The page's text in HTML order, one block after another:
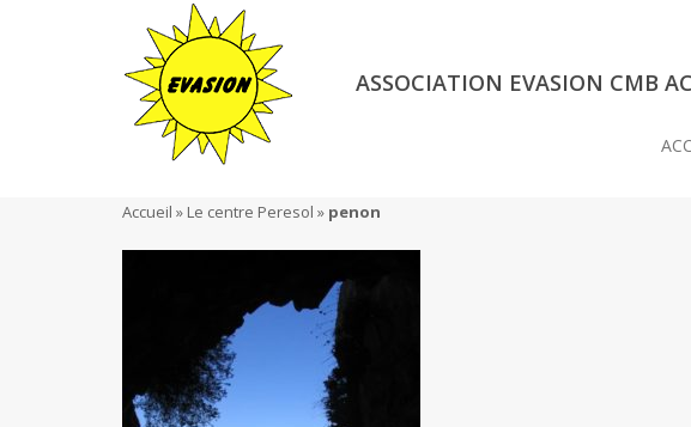
ASSOCIATION EVASION CMB
Accueil » Le centre Peresol » penon